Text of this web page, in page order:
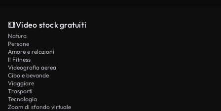
Video stock gratuiti
Natura
Persone
Amore e relazioni
Il Fitness
Videografia aerea
Cibo e bevande
Viaggiare
Trasporti
Tecnologia
Zoom di sfondo virtuale